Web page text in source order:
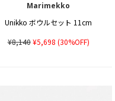
Marimekko
Unikko ボウルセット 11cm
¥8,140¥5,698 (30%OFF)